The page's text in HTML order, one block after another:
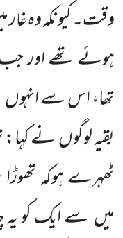
وقت۔ کیونکہ وہ غار
ہوئے تھے اور
تھا، اس سے انہوں
بقیہ لوگوںنے کہا:
ٹھہرے ہوکہ تھوڑا
میںسے ایک کو